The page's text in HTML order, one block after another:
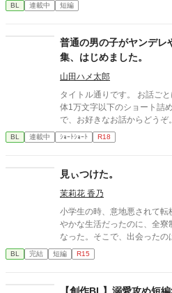
BL 連載中 短編
普通の男の子がヤンデレ
集、はじめました。
山田ハメ太郎
タイトル通りです。 お話ご
体1万文字以下のショート詰
で、お好きなお話からどうぞ。
BL 連載中 ｼｮｰﾄｼｮｰﾄ R18
見ぃつけた。
茉莉花 香乃
小学生の時、意地悪されて
やかな生活だったのに、全寮
BL 完結 短編 R15